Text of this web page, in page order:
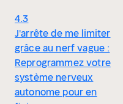
4.3
J'arrête de me limiter
grâce au nerf vague :
Reprogrammez votre
système nerveux
autonome pour en